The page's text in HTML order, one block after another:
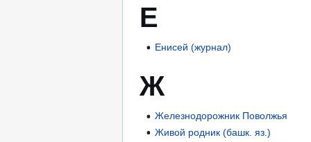
Е
Енисей (журнал)
Ж
Железнодорожник Поволжья
Живой родник (башк. яз.)